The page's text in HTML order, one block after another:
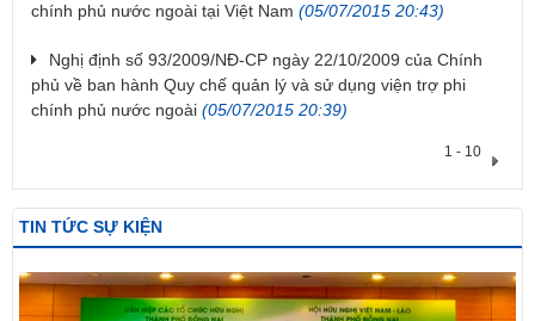
chính phủ nước ngoài tại Việt Nam (05/07/2015 20:43)
Nghị định số 93/2009/NĐ-CP ngày 22/10/2009 của Chính
phủ về ban hành Quy chế quản lý và sử dụng viện trợ phi
chính phủ nước ngoài (05/07/2015 20:39)
1 - 10
TIN TỨC SỰ KIỆN